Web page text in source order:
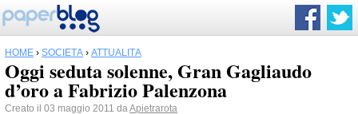
HOME › SOCIETÀ › ATTUALITÀ
Oggi seduta solenne, Gran Gagliaudo
d’oro a Fabrizio Palenzona
Creato il 03 maggio 2011 daApietrarota